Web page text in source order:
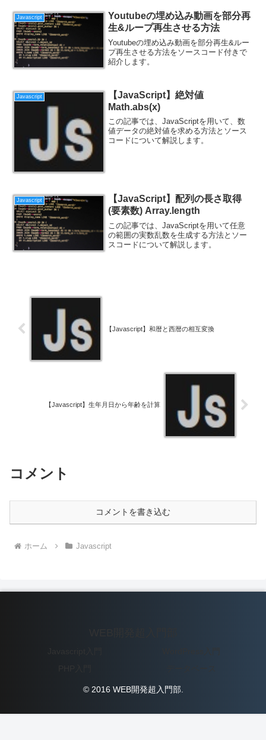
Javascript
Youtubeの埋め込み動画を部分再
生&ループ再生させる方法
Youtubeの埋め込み動画を部分再生&ルー
プ再生させる方法をソースコード付きで
紹介します。
Javascript
【JavaScript】絶対値
Math.abs(x)
この記事では、JavaScriptを用いて、数
値データの絶対値を求める方法とソース
コードについて解説します。
Javascript
【JavaScript】配列の長さ取得
(要素数) Array.length
この記事では、JavaScriptを用いて任意
の範囲の実数乱数を生成する方法とソー
スコードについて解説します。
【Javascript】和暦と西暦の相互変換
【Javascript】生年月日から年齢を計算
コメント
コメントを書き込む
ホーム Javascript
© 2016 WEB開発超入門部.